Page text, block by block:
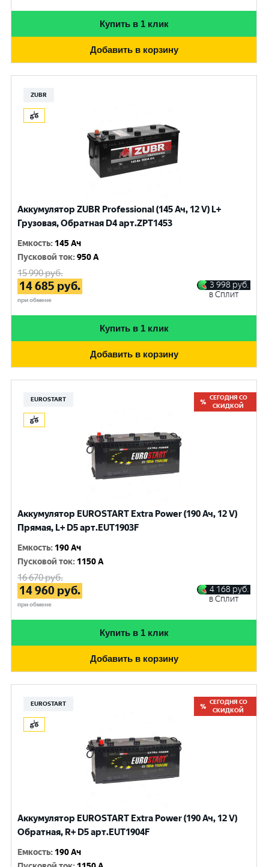
Купить в 1 клик
Добавить в корзину
ZUBR
Аккумулятор ZUBR Professional (145 Ач, 12 V) L+
Грузовая, Обратная D4 арт.ZPT1453
Емкость: 145 Ач
Пусковой ток:950 A
15 990руб.
14 685 руб.
при обмене
3 998 руб.
в Сплит
Купить в 1 клик
Добавить в корзину
EUROSTART
СЕГОДНЯ СО
СКИДКОЙ
Аккумулятор EUROSTART Extra Power (190 Ач, 12 V)
Прямая, L+ D5 арт.EUT1903F
Емкость: 190 Ач
Пусковой ток: 1150 A
16 670руб.
14 960 руб.
при обмене
4 168 руб.
в Сплит
Купить в 1 клик
Добавить в корзину
EUROSTART
СЕГОДНЯ СО
СКИДКОЙ
Аккумулятор EUROSTART Extra Power (190 Ач, 12 V)
Обратная, R+ D5 арт.EUT1904F
Емкость: 190 Ач